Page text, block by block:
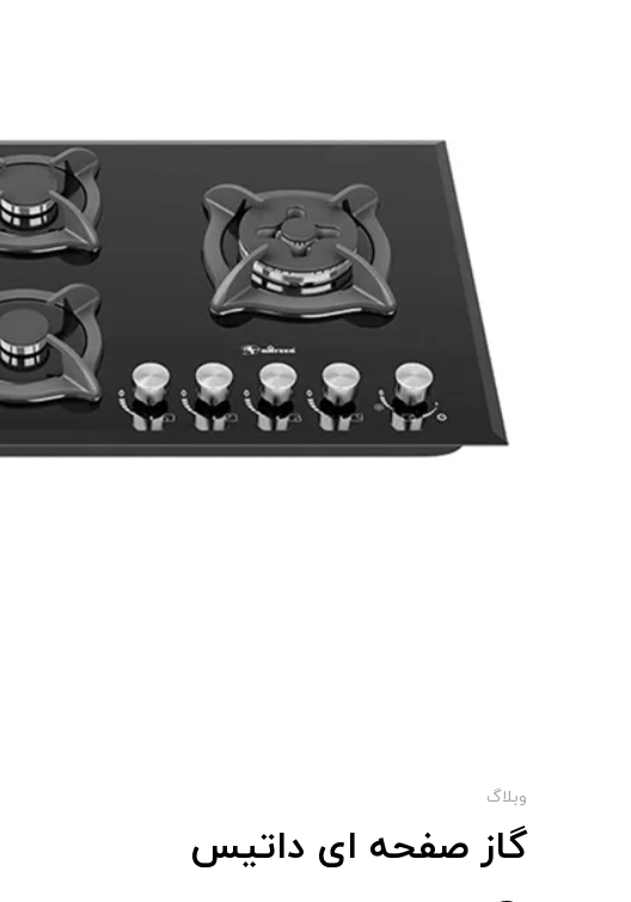
وبلاگ
گاز صفحه ای داتیس